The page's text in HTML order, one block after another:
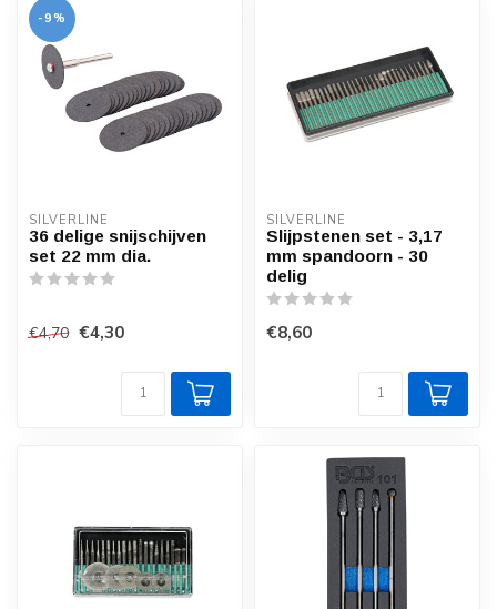
-9%
SILVERLINE
36 delige snijschijven
set 22 mm dia.
€4,70 €4,30
SILVERLINE
Slijpstenen set - 3,17
mm spandoorn - 30
delig
€8,60